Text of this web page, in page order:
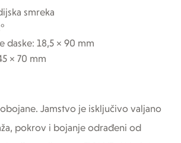
smreka
daske: 18,5 × 90 mm
× 70 mm
Jamstvo je isključivo valjano
pokrov i bojanje odrađeni od